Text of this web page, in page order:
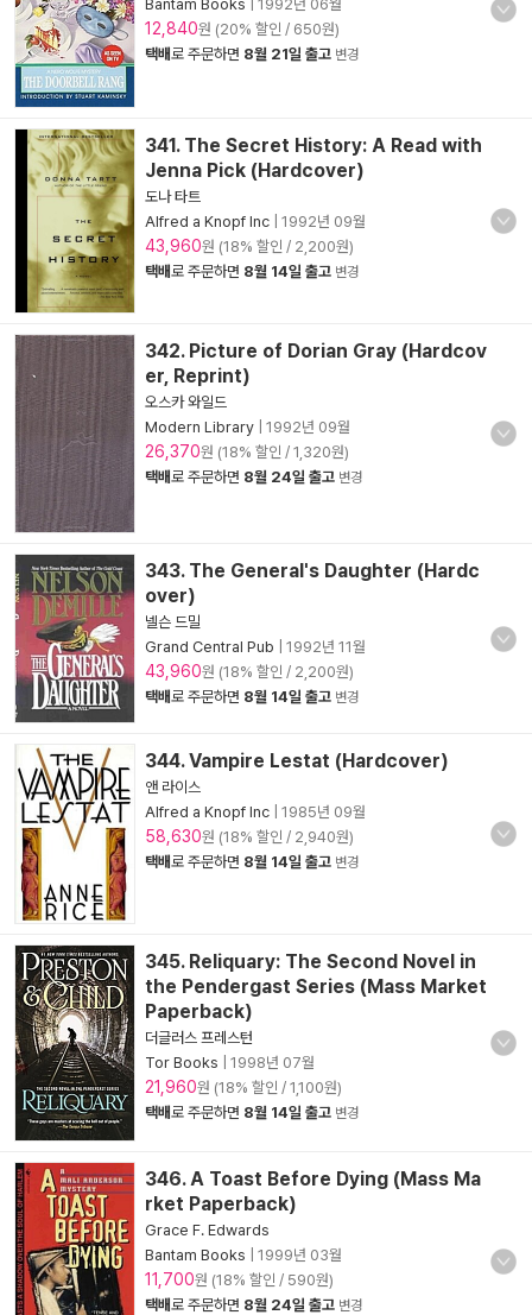
Bantam Books
1992년 06월
12,840원 (20% 할인 / 650원)
택배로 주문하면 8월 21일 출고 변경
341. The Secret History: A Read with
Jenna Pick (Hardcover)
도나 타트
Alfred a Knopf Inc
1992년 09월
43,960원 (18% 할인 / 2,200원)
택배로 주문하면 8월 14일 출고 변경
342. Picture of Dorian Gray (Hardcov
er, Reprint)
오스카 와일드
Modern Library
1992년 09월
26,370원 (18% 할인 / 1,320원)
택배로 주문하면 8월 24일 출고 변경
343. The General's Daughter (Hardc
over)
넬슨 드밀
Grand Central Pub
1992년 11월
43,960원 (18% 할인 / 2,200원)
택배로 주문하면 8월 14일 출고 변경
344. Vampire Lestat (Hardcover)
앤 라이스
Alfred a Knopf Inc
1985년 09월
58,630원 (18% 할인 / 2,940원)
택배로 주문하면 8월 14일 출고 변경
345. Reliquary: The Second Novel in
the Pendergast Series (Mass Market
Paperback)
더글러스 프레스턴
Tor Books
1998년 07월
21,960원 (18% 할인 / 1,100원)
택배로 주문하면 8월 14일 출고 변경
346. A Toast Before Dying (Mass Ma
rket Paperback)
Grace F. Edwards
Bantam Books
1999년 03월
11,700원 (18% 할인 / 590원)
택배로 주문하면 8월 24일 출고 변경